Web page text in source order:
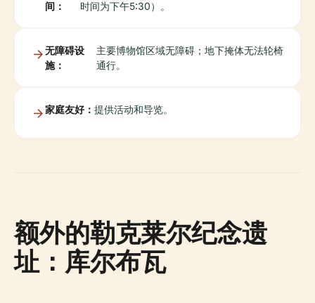
间： 时间为下午5:30）。
无障碍设
施：
主要博物馆区域无障碍；地下掩体无法轮椅
通行。
家庭友好： 提供活动和导览。
额外的勒克莱尔纪念遗
址：库尔布瓦